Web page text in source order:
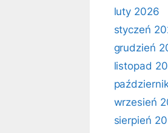
luty 2026
styczeń
grudzień
listopad
wrzesień
sierpień